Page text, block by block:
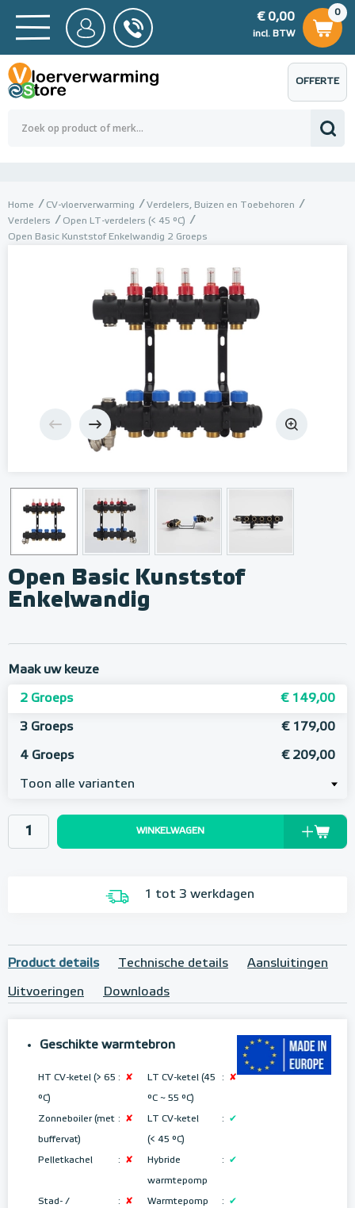
BTW
0,00
0
€ 0,00
incl. BTW
€ 0,00
OFFERTE
AANVRAGEN
Home CV-vloerverwarming
Verdelers, Buizen en Toebehoren
Verdelers
Open LT-verdelers (< 45 °C)
Open Basic Kunststof Enkelwandig 2 Groeps
Open Basic Kunststof
Enkelwandig
Maak uw keuze
2 Groeps € 149,00
3 Groeps € 179,00
4 Groeps € 209,00
Toon alle varianten
WINKELWAGEN
1 tot 3 werkdagen
Product details Technische details Aansluitingen
Uitvoeringen Downloads
Geschikte warmtebron
HT CV-ketel (> 65
°C)
: ✘ LT CV-ketel (45
°C ~ 55 °C)
: ✘
Zonneboiler (met
buffervat)
: ✘ LT CV-ketel
(< 45 °C)
: ✔
Pelletkachel : ✘ Hybride
warmtepomp
: ✔
Stad- / : ✘ Warmtepomp : ✔